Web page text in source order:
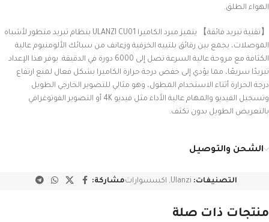
الهواء الطلق.
【تقنية تبريد فائقة】 يتميز مبرد الكاميرا ULANZI CU01 بنظام تبريد متطور لأشباه
الموصلات، يجمع بين رقائق بلتييه الخزفية وزعانف من سبائك الألومنيوم عالية
الكثافة مع مروحة عالية السرعة تصل إلى 6000 دورة في الدقيقة. يوفر هذا الإعداد
تبريدًا سريعًا، مما يؤدي إلى خفض درجة حرارة الكاميرا بشكل فعال لمنع ارتفاع
درجة الحرارة أثناء الاستخدام المطول، وهو مثالي للتصوير الخارجي الطويل
وتسجيل الفيديو والمهام عالية الأداء مثل فيديو 4K أو التصوير الفوتوغرافي
بالتعريض الطويل بدون تكثف.
الشحن والتوصيل
التصنيفات: Ulanzi
, اكسسواراتمشاركة:
منتجات ذات صلة